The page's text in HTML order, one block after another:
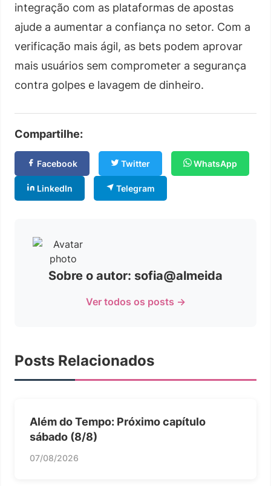
integração com as plataformas de apostas
ajude a aumentar a confiança no setor. Com a
verificação mais ágil, as bets podem aprovar
mais usuários sem comprometer a segurança
contra golpes e lavagem de dinheiro.
Compartilhe:
Facebook Twitter WhatsApp
LinkedIn Telegram
Sobre o autor: sofia@almeida
Ver todos os posts →
Posts Relacionados
Além do Tempo: Próximo capítulo
sábado (8/8)
07/08/2026